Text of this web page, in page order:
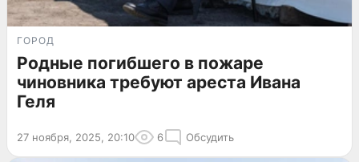
ГОРОД
Родные погибшего в пожаре
чиновника требуют ареста Ивана
Геля
27 ноября, 2025, 20:10 6 Обсудить